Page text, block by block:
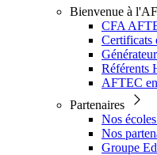
Bienvenue à
CFA
Certificats
Référents
AFTEC
Partenaires
Nos
Nos
Groupe